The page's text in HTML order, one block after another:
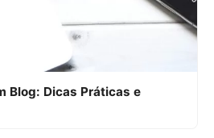
Blog: Dicas Práticas e